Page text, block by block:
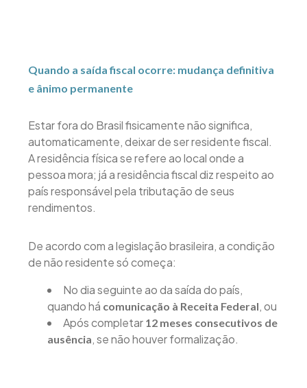
Quando a saída fiscal ocorre: mudança definitiva
e ânimo permanente
Estar fora do Brasil fisicamente não significa,
automaticamente, deixar de ser residente fiscal.
A residência física se refere ao local onde a
pessoa mora; já a residência fiscal diz respeito ao
país responsável pela tributação de seus
rendimentos.
De acordo com a legislação brasileira, a condição
de não residente só começa:
No dia seguinte ao da saída do país,
quando há comunicação à Receita Federal, ou
Após completar 12 meses consecutivos de
ausência, se não houver formalização.